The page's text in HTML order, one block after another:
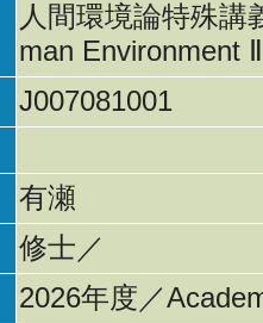
人間環境論特殊講
man Environment Ⅱ
J007081001
有瀬
修士／
2026年度／